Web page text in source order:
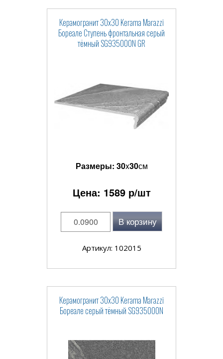
Керамогранит 30x30 Kerama Marazzi
Бореале Ступень фронтальная серый
тёмный SG935000N GR
Размеры: 30x30см
Цена: 1589р/шт
В корзину
Артикул: 102015
Керамогранит 30x30 Kerama Marazzi
Бореале серый тёмный SG935000N